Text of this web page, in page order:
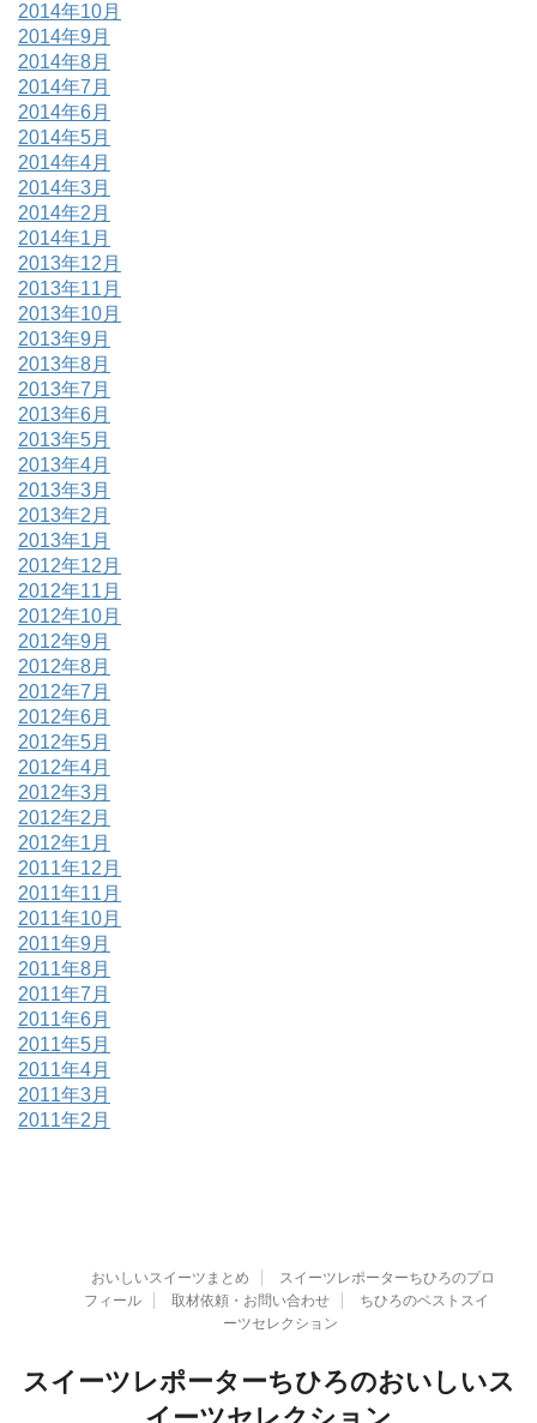
2014年10月
2014年9月
2014年8月
2014年7月
2014年6月
2014年5月
2014年4月
2014年3月
2014年2月
2014年1月
2013年12月
2013年11月
2013年10月
2013年9月
2013年8月
2013年7月
2013年6月
2013年5月
2013年4月
2013年3月
2013年2月
2013年1月
2012年12月
2012年11月
2012年10月
2012年9月
2012年8月
2012年7月
2012年6月
2012年5月
2012年4月
2012年3月
2012年2月
2012年1月
2011年12月
2011年11月
2011年10月
2011年9月
2011年8月
2011年7月
2011年6月
2011年5月
2011年4月
2011年3月
2011年2月
おいしいスイーツまとめ
スイーツレポーターちひろのプロ
フィール
取材依頼・お問い合わせ
ちひろのベストスイ
ーツセレクション
スイーツレポーターちひろのおいしいス